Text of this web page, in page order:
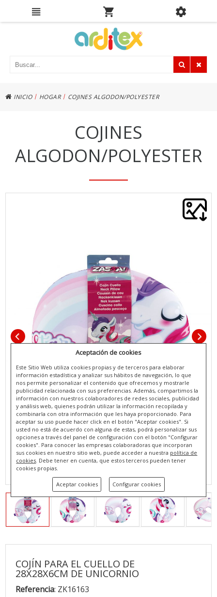
INICIO | HOGAR | COJINES ALGODON/POLYESTER
COJINES
ALGODON/POLYESTER
COJÍN PARA EL CUELLO DE
28X28X6CM DE UNICORNIO
Referencia: ZK16163
Aceptación de cookies
Este Sitio Web utiliza cookies propias y de terceros para elaborar
información estadística y analizar sus hábitos de navegación, lo que
nos permite personalizar el contenido que ofrecemos y mostrarle
publicidad relacionada con sus preferencias. Además, compartimos la
información con nuestros colaboradores de redes sociales, publicidad
y análisis web, quienes podrán utilizar la información recopilada y
combinarla con otra información que les haya proporcionado. Para
aceptar su uso puede hacer click en el botón "Aceptar cookies". Si
usted no está de acuerdo con alguna de estas, podrá personalizar sus
opciones a través del panel de configuración con el botón "Configurar
cookies". Para conocer las empresas colaboradoras que incorporan
sus cookies en nuestro sitio web, puede acceder a nuestra política de
cookies . Debe tener en cuenta, que estos terceros pueden tener
cookies propias.
Aceptar cookies Configurar cookies